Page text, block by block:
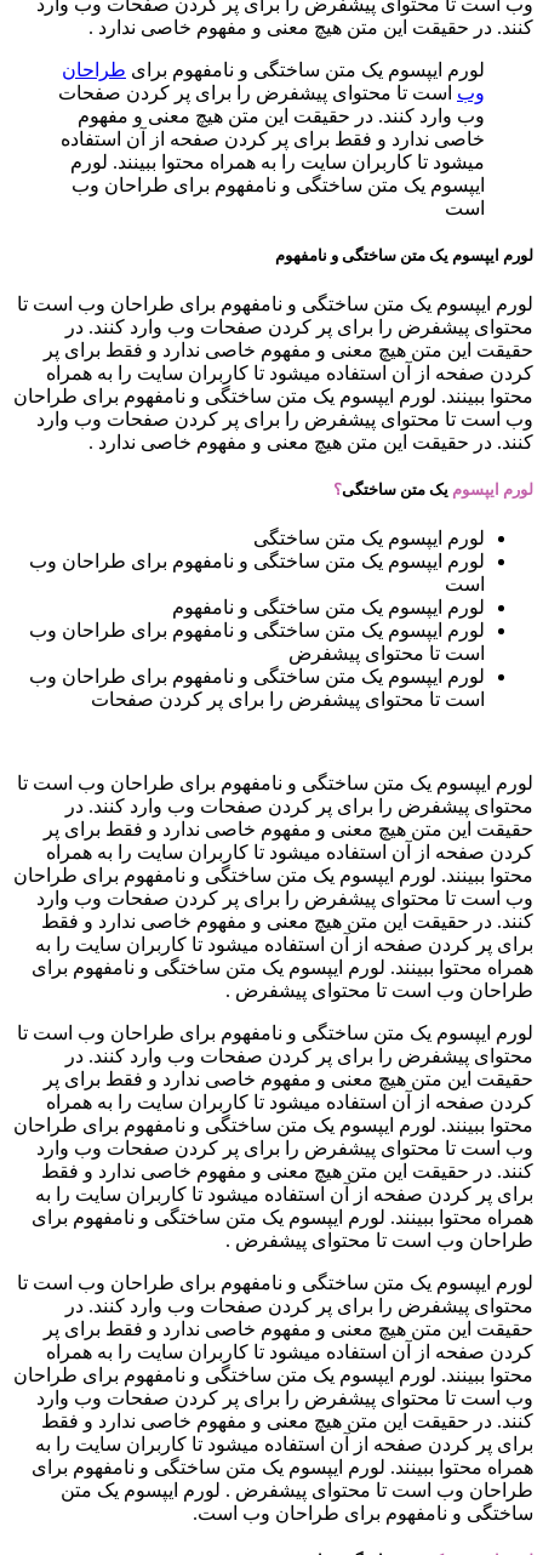
کنند. در حقیقت این متن هیچ معنی و مفهوم خاصی ندارد .
لورم ایپسوم یک متن ساختگی و نامفهوم برای طراحان
وب است تا محتوای پیشفرض را برای پر کردن صفحات
وب وارد کنند. در حقیقت این متن هیچ معنی و مفهوم
خاصی ندارد و فقط برای پر کردن صفحه از آن استفاده
میشود تا کاربران سایت را به همراه محتوا ببینند. لورم
ایپسوم یک متن ساختگی و نامفهوم برای طراحان وب
است
لورم ایپسوم یک متن ساختگی و نامفهوم
لورم ایپسوم یک متن ساختگی و نامفهوم برای طراحان وب است تا
محتوای پیشفرض را برای پر کردن صفحات وب وارد کنند. در
حقیقت این متن هیچ معنی و مفهوم خاصی ندارد و فقط برای پر
کردن صفحه از آن استفاده میشود تا کاربران سایت را به همراه
محتوا ببینند. لورم ایپسوم یک متن ساختگی و نامفهوم برای طراحان
وب است تا محتوای پیشفرض را برای پر کردن صفحات وب وارد
کنند. در حقیقت این متن هیچ معنی و مفهوم خاصی ندارد .
لورم ایپسوم یک متن ساختگی؟
لورم ایپسوم یک متن ساختگی
لورم ایپسوم یک متن ساختگی و نامفهوم برای طراحان وب
است
لورم ایپسوم یک متن ساختگی و نامفهوم
لورم ایپسوم یک متن ساختگی و نامفهوم برای طراحان وب
است تا محتوای پیشفرض
لورم ایپسوم یک متن ساختگی و نامفهوم برای طراحان وب
است تا محتوای پیشفرض را برای پر کردن صفحات
لورم ایپسوم یک متن ساختگی و نامفهوم برای طراحان وب است تا
محتوای پیشفرض را برای پر کردن صفحات وب وارد کنند. در
حقیقت این متن هیچ معنی و مفهوم خاصی ندارد و فقط برای پر
کردن صفحه از آن استفاده میشود تا کاربران سایت را به همراه
محتوا ببینند. لورم ایپسوم یک متن ساختگی و نامفهوم برای طراحان
وب است تا محتوای پیشفرض را برای پر کردن صفحات وب وارد
کنند. در حقیقت این متن هیچ معنی و مفهوم خاصی ندارد و فقط
برای پر کردن صفحه از آن استفاده میشود تا کاربران سایت را به
همراه محتوا ببینند. لورم ایپسوم یک متن ساختگی و نامفهوم برای
طراحان وب است تا محتوای پیشفرض .
لورم ایپسوم یک متن ساختگی و نامفهوم برای طراحان وب است تا
محتوای پیشفرض را برای پر کردن صفحات وب وارد کنند. در
حقیقت این متن هیچ معنی و مفهوم خاصی ندارد و فقط برای پر
کردن صفحه از آن استفاده میشود تا کاربران سایت را به همراه
محتوا ببینند. لورم ایپسوم یک متن ساختگی و نامفهوم برای طراحان
وب است تا محتوای پیشفرض را برای پر کردن صفحات وب وارد
کنند. در حقیقت این متن هیچ معنی و مفهوم خاصی ندارد و فقط
برای پر کردن صفحه از آن استفاده میشود تا کاربران سایت را به
همراه محتوا ببینند. لورم ایپسوم یک متن ساختگی و نامفهوم برای
طراحان وب است تا محتوای پیشفرض .
لورم ایپسوم یک متن ساختگی و نامفهوم برای طراحان وب است تا
محتوای پیشفرض را برای پر کردن صفحات وب وارد کنند. در
حقیقت این متن هیچ معنی و مفهوم خاصی ندارد و فقط برای پر
کردن صفحه از آن استفاده میشود تا کاربران سایت را به همراه
محتوا ببینند. لورم ایپسوم یک متن ساختگی و نامفهوم برای طراحان
وب است تا محتوای پیشفرض را برای پر کردن صفحات وب وارد
کنند. در حقیقت این متن هیچ معنی و مفهوم خاصی ندارد و فقط
برای پر کردن صفحه از آن استفاده میشود تا کاربران سایت را به
همراه محتوا ببینند. لورم ایپسوم یک متن ساختگی و نامفهوم برای
طراحان وب است تا محتوای پیشفرض . لورم ایپسوم یک متن
ساختگی و نامفهوم برای طراحان وب است.